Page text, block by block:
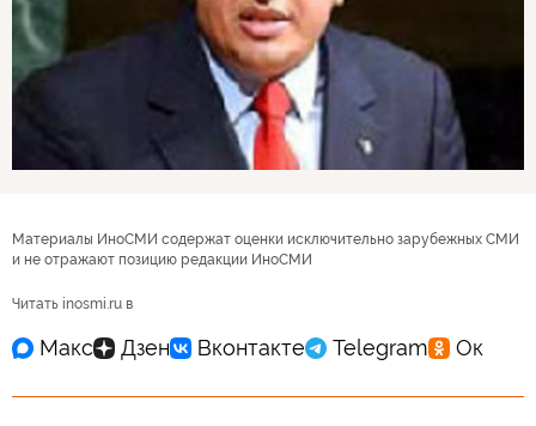
Материалы ИноСМИ содержат оценки исключительно зарубежных СМИ
и не отражают позицию редакции ИноСМИ
Читать inosmi.ru в